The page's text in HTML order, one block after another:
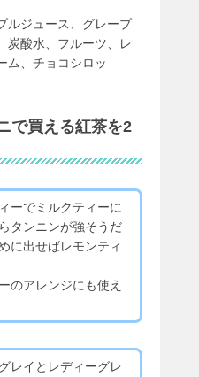
ルジュース、グレープ
炭酸水、フルーツ、レ
ム、チョコシロッ
で買える紅茶を2
ーでミルクティーに
タンニンが強そうだ
に出せばレモンティ
のアレンジにも使え
レイとレディーグレ